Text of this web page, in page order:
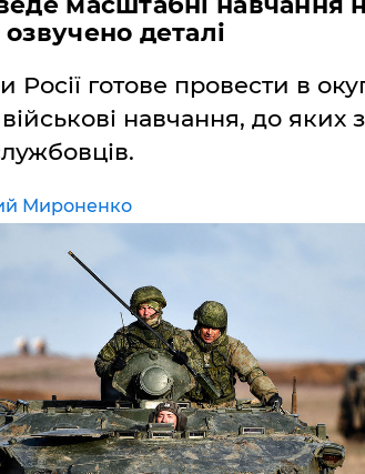
деталі
Росії готове провести в
навчання, до яких
Мироненко